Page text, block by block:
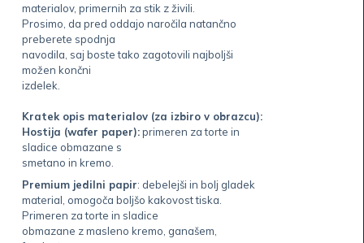
materialov, primernih za stik z živili.
Prosimo, da pred oddajo naročila natančno
preberete spodnja
navodila, saj boste tako zagotovili najboljši
možen končni
izdelek.
Kratek opis materialov (za izbiro v obrazcu):
Hostija (wafer paper):primeren za torte in
sladice obmazane s
smetano in kremo.
Premium jedilni papir: debelejši in bolj gladek
material, omogoča boljšo kakovost tiska.
Primeren za torte in sladice
obmazane z masleno kremo, ganašem,